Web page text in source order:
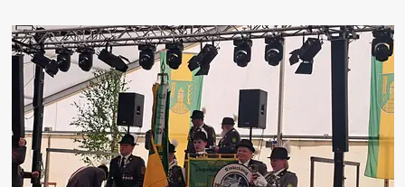
Unfall
auf
der
B188
bei
Uetze:
Zwei
Fahrzeuge
stoßen
hinter